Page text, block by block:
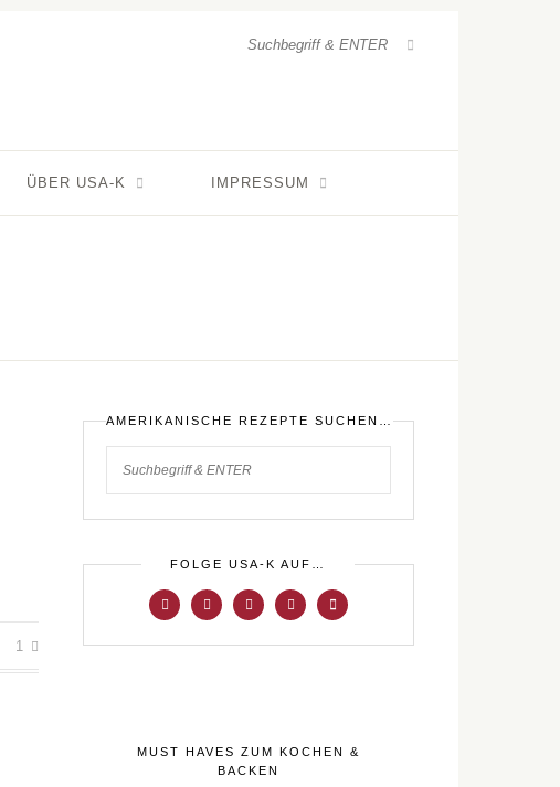
ÜBER USA-K IMPRESSUM
1
AMERIKANISCHE REZEPTE SUCHEN…
FOLGE USA-K AUF…
MUST HAVES ZUM KOCHEN &
BACKEN